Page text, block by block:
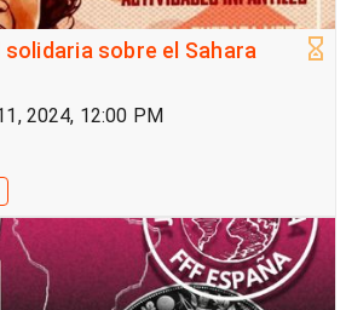
sobre el Sahara
2024, 12:00 PM